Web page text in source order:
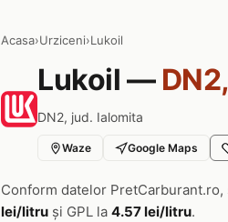
Acasa›Urziceni›Lukoil
Lukoil —
DN2, jud. Ialomita
Waze Google Maps
Conform datelor PretCarburant.ro,
lei/litru și GPL la 4.57 lei/litru.